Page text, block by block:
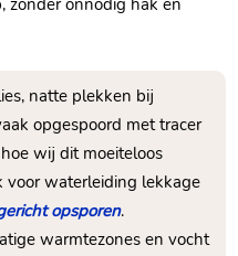
zonder onnodig hak en
natte plekken bij
opgespoord met tracer
wij dit moeiteloos
voor waterleiding lekkage
opsporen.​
warmtezones en vocht